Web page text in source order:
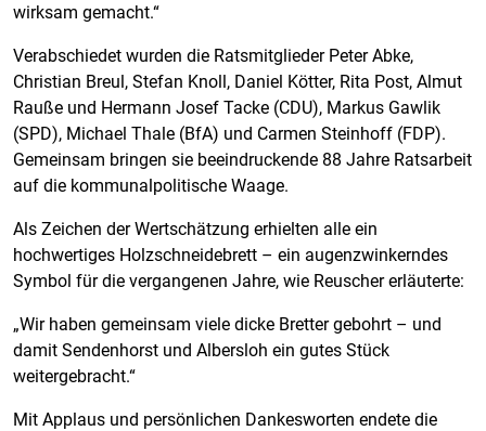
wirksam gemacht.“
Verabschiedet wurden die Ratsmitglieder Peter Abke,
Christian Breul, Stefan Knoll, Daniel Kötter, Rita Post, Almut
Rauße und Hermann Josef Tacke (CDU), Markus Gawlik
(SPD), Michael Thale (BfA) und Carmen Steinhoff (FDP).
Gemeinsam bringen sie beeindruckende 88 Jahre Ratsarbeit
auf die kommunalpolitische Waage.
Als Zeichen der Wertschätzung erhielten alle ein
hochwertiges Holzschneidebrett – ein augenzwinkerndes
Symbol für die vergangenen Jahre, wie Reuscher erläuterte:
„Wir haben gemeinsam viele dicke Bretter gebohrt – und
damit Sendenhorst und Albersloh ein gutes Stück
weitergebracht.“
Mit Applaus und persönlichen Dankesworten endete die